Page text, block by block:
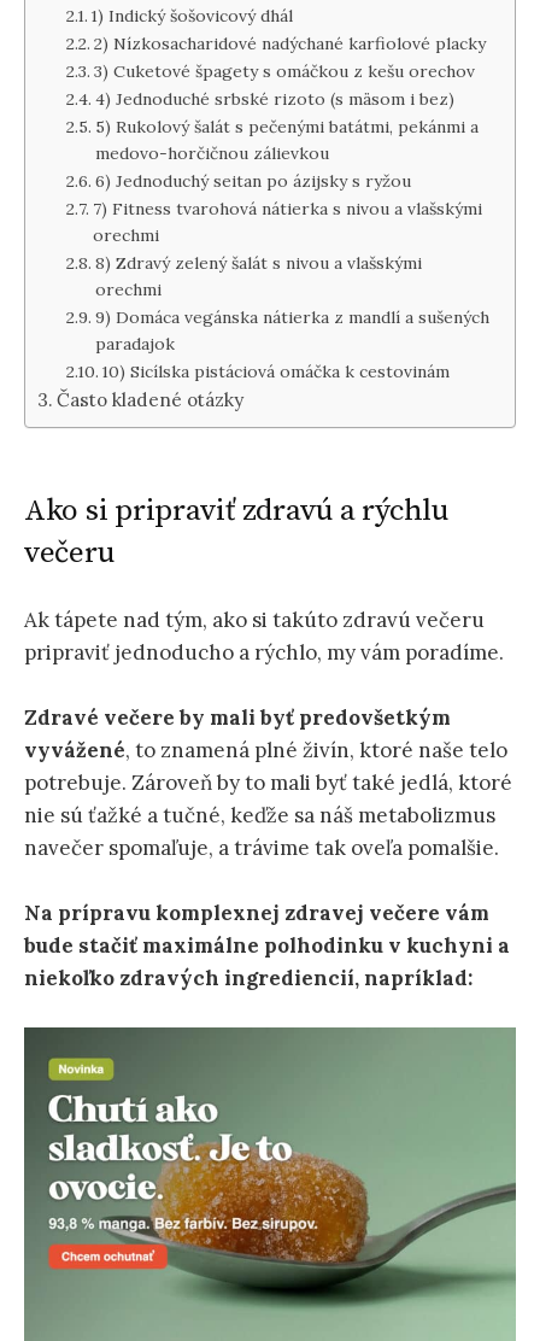
1) Indický šošovicový dhál
2) Nízkosacharidové nadýchané karfiolové placky
3) Cuketové špagety s omáčkou z kešu orechov
4) Jednoduché srbské rizoto (s mäsom i bez)
5) Rukolový šalát s pečenými batátmi, pekánmi a
medovo-horčičnou zálievkou
6) Jednoduchý seitan po ázijsky s ryžou
7) Fitness tvarohová nátierka s nivou a vlašskými
orechmi
8) Zdravý zelený šalát s nivou a vlašskými
orechmi
9) Domáca vegánska nátierka z mandlí a sušených
paradajok
10) Sicílska pistáciová omáčka k cestovinám
Často kladené otázky
Ako si pripraviť zdravú a rýchlu
večeru
Ak tápete nad tým, ako si takúto zdravú večeru
pripraviť jednoducho a rýchlo, my vám poradíme.
Zdravé večere by mali byť predovšetkým
vyvážené, to znamená plné živín, ktoré naše telo
potrebuje. Zároveň by to mali byť také jedlá, ktoré
nie sú ťažké a tučné, keďže sa náš metabolizmus
navečer spomaľuje, a trávime tak oveľa pomalšie.
Na prípravu komplexnej zdravej večere vám
bude stačiť maximálne polhodinku v kuchyni a
niekoľko zdravých ingrediencií, napríklad: